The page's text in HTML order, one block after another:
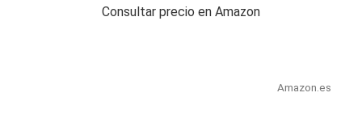
Consultar precio en Amazon
Amazon.es